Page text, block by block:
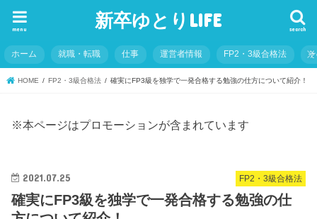
新卒ゆとりLIFE search
menu
ホーム 就職・転職 仕事 運営者情報 FP2・3級合格法
HOME FP2・3級合格法 確実にFP3級を独学で一発合格する勉強の仕方について紹介！
※本ページはプロモーションが含まれています
FP2・3級合格法
2021.07.25
確実にFP3級を独学で一発合格する勉強の仕